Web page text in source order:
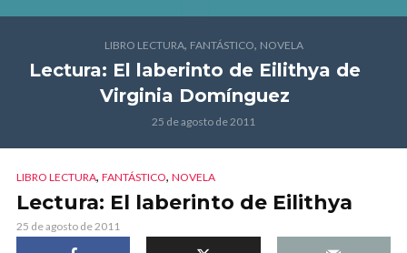
LIBRO LECTURA, FANTÁSTICO, NOVELA
Lectura: El laberinto de Eilithya de
Virginia Domínguez
25 de agosto de 2011
LIBRO LECTURA, FANTÁSTICO, NOVELA
Lectura: El laberinto de Eilithya
25 de agosto de 2011